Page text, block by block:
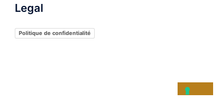
Legal
Politique de confidentialité